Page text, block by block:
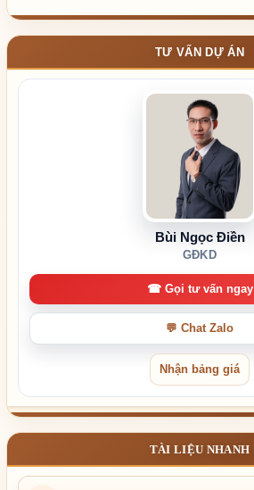
TƯ VẤN DỰ ÁN
Bùi Ngọc Điền
GĐKD
☎ Gọi tư vấn ngay
💬 Chat Zalo
Nhận bảng giá
TÀI LIỆU NHANH